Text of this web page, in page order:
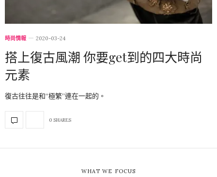
時尚情報 2020-03-24
搭上復古風潮 你要get到的四大時尚
元素
復古往往是和“極繁”連在一起的。
0 SHARES
WHAT WE FOCUS